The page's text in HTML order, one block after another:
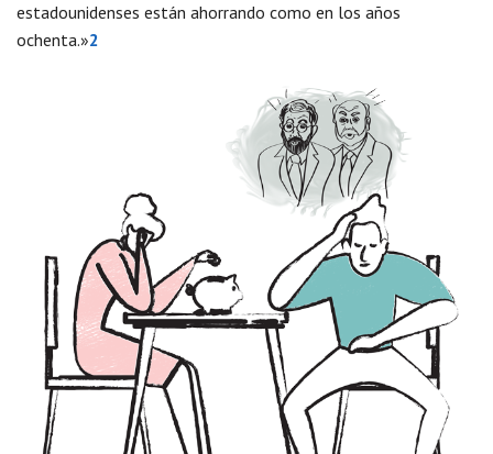
estadounidenses están ahorrando como en los años
ochenta.»2